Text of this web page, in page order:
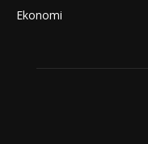
Ekonomi